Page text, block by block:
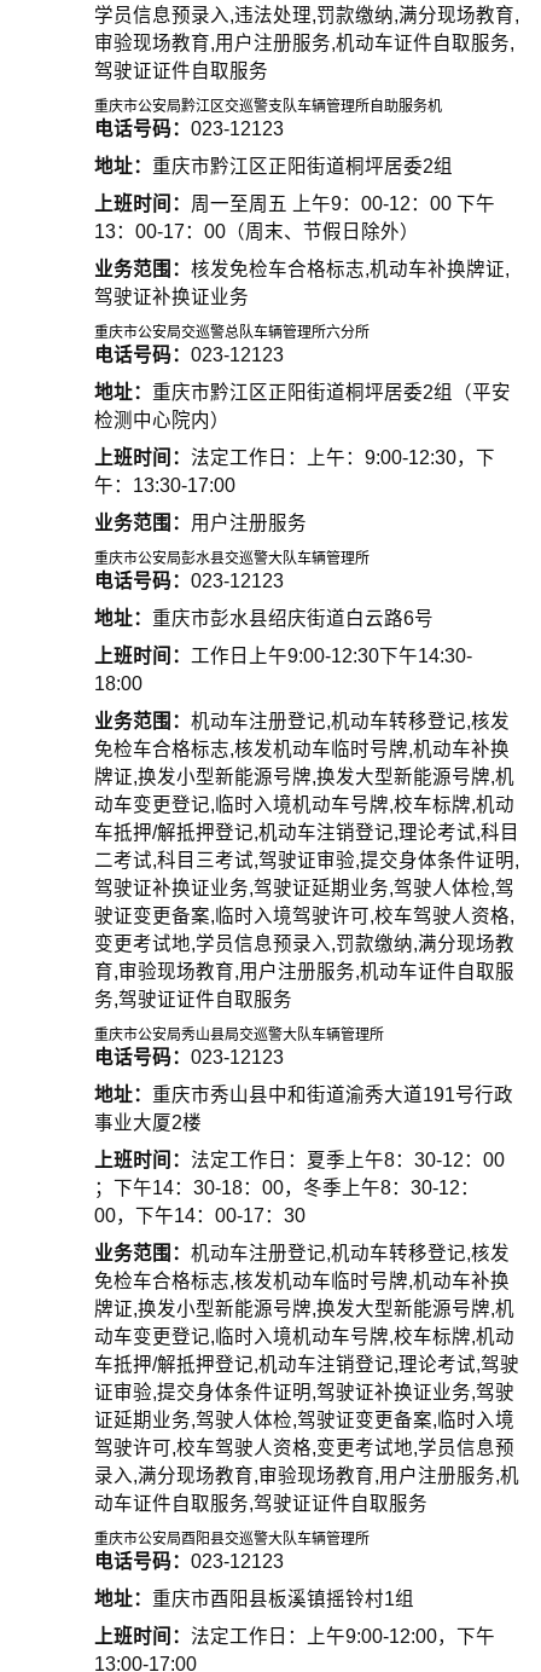
学员信息预录入,违法处理,罚款缴纳,满分现场教育,
审验现场教育,用户注册服务,机动车证件自取服务,
驾驶证证件自取服务
重庆市公安局黔江区交巡警支队车辆管理所自助服务机
电话号码： 023-12123
地址： 重庆市黔江区正阳街道桐坪居委2组
上班时间： 周一至周五 上午9：00-12：00 下午
13：00-17：00（周末、节假日除外）
业务范围： 核发免检车合格标志,机动车补换牌证,
驾驶证补换证业务
重庆市公安局交巡警总队车辆管理所六分所
电话号码： 023-12123
地址： 重庆市黔江区正阳街道桐坪居委2组（平安
检测中心院内）
上班时间： 法定工作日：上午：9:00-12:30，下
午：13:30-17:00
业务范围： 用户注册服务
重庆市公安局彭水县交巡警大队车辆管理所
电话号码： 023-12123
地址： 重庆市彭水县绍庆街道白云路6号
上班时间： 工作日上午9:00-12:30下午14:30-
18:00
业务范围： 机动车注册登记,机动车转移登记,核发
免检车合格标志,核发机动车临时号牌,机动车补换
牌证,换发小型新能源号牌,换发大型新能源号牌,机
动车变更登记,临时入境机动车号牌,校车标牌,机动
车抵押/解抵押登记,机动车注销登记,理论考试,科目
二考试,科目三考试,驾驶证审验,提交身体条件证明,
驾驶证补换证业务,驾驶证延期业务,驾驶人体检,驾
驶证变更备案,临时入境驾驶许可,校车驾驶人资格,
变更考试地,学员信息预录入,罚款缴纳,满分现场教
育,审验现场教育,用户注册服务,机动车证件自取服
务,驾驶证证件自取服务
重庆市公安局秀山县局交巡警大队车辆管理所
电话号码： 023-12123
地址： 重庆市秀山县中和街道渝秀大道191号行政
事业大厦2楼
上班时间： 法定工作日：夏季上午8：30-12：00
；下午14：30-18：00，冬季上午8：30-12：
00，下午14：00-17：30
业务范围： 机动车注册登记,机动车转移登记,核发
免检车合格标志,核发机动车临时号牌,机动车补换
牌证,换发小型新能源号牌,换发大型新能源号牌,机
动车变更登记,临时入境机动车号牌,校车标牌,机动
车抵押/解抵押登记,机动车注销登记,理论考试,驾驶
证审验,提交身体条件证明,驾驶证补换证业务,驾驶
证延期业务,驾驶人体检,驾驶证变更备案,临时入境
驾驶许可,校车驾驶人资格,变更考试地,学员信息预
录入,满分现场教育,审验现场教育,用户注册服务,机
动车证件自取服务,驾驶证证件自取服务
重庆市公安局酉阳县交巡警大队车辆管理所
电话号码： 023-12123
地址： 重庆市酉阳县板溪镇摇铃村1组
上班时间： 法定工作日：上午9:00-12:00，下午
13:00-17:00